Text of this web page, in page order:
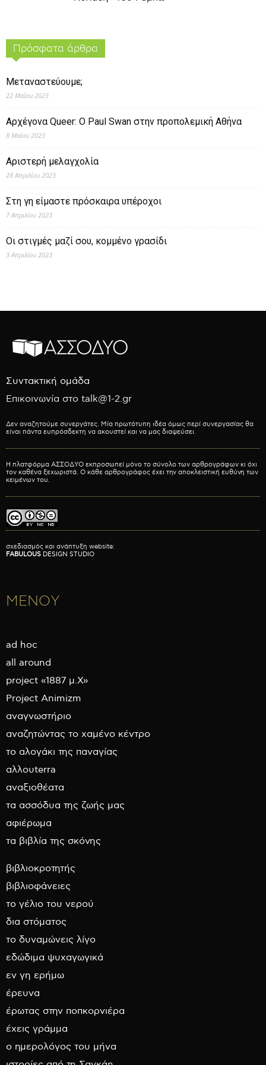
Πρόσφατα άρθρα
Μεταναστεύουμε;
22 Μαΐου 2023
Αρχέγονα Queer: O Paul Swan στην προπολεμική Αθήνα
8 Μαΐου 2023
Αριστερή μελαγχολία
28 Απριλίου 2023
Στη γη είμαστε πρόσκαιρα υπέροχοι
7 Απριλίου 2023
Οι στιγμές μαζί σου, κομμένο γρασίδι
3 Απριλίου 2023
Συντακτική ομάδα
Επικοινωνία στο talk@1-2.gr
Δεν αναζητούμε συνεργάτες. Μία πρωτότυπη ιδέα όμως περί συνεργασίας θα
είναι πάντα ευπρόσδεκτη να ακουστεί και να μας διαψεύσει.
Η πλατφόρμα ΑΣΣΟΔΥΟ εκπροσωπεί μόνο το σύνολο των αρθρογράφων κι όχι
τον καθένα ξεχωριστά. Ο κάθε αρθρογράφος έχει την αποκλειστική ευθύνη των
κειμένων του.
σχεδιασμός και ανάπτυξη website:
FABULOUS DESIGN STUDIO
ΜΕΝΟΥ
ad hoc
all around
project «1887 μ.Χ»
Project Animizm
αναγνωστήριο
αναζητώντας το χαμένο κέντρο
το αλογάκι της παναγίας
αλλουterra
αναξιοθέατα
τα ασσόδυα της ζωής μας
αφιέρωμα
τα βιβλία της σκόνης
βιβλιοκροτητής
βιβλιοφάνειες
το γέλιο του νερού
δια στόματος
το δυναμώνεις λίγο
εδώδιμα ψυχαγωγικά
εν γη ερήμω
έρευνα
έρωτας στην ποπκορνιέρα
έχεις γράμμα
ο ημερολόγος του μήνα